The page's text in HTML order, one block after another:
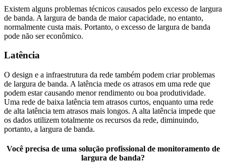
Existem alguns problemas técnicos causados pelo excesso de largura
de banda. A largura de banda de maior capacidade, no entanto,
normalmente custa mais. Portanto, o excesso de largura de banda
pode não ser econômico.
Latência
O design e a infraestrutura da rede também podem criar problemas
de largura de banda. A latência mede os atrasos em uma rede que
podem estar causando menor rendimento ou boa produtividade.
Uma rede de baixa latência tem atrasos curtos, enquanto uma rede
de alta latência tem atrasos mais longos. A alta latência impede que
os dados utilizem totalmente os recursos da rede, diminuindo,
portanto, a largura de banda.
Você precisa de uma solução profissional de monitoramento de
largura de banda?